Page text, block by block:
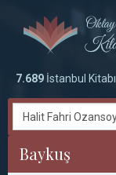
7.689 İstanbul Kitabı
Baykuş